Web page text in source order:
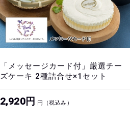
「メッセージカード付」厳選チー
ズケーキ 2種詰合せ×1セット
2,920円 円（税込み）